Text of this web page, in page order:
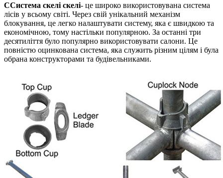
CСистема скелі скелі- це широко використовувана система
лісів у всьому світі. Через свій унікальний механізм
блокування, це легко налаштувати систему, яка є швидкою та
економічною, тому настільки популярною. За останні три
десятиліття було популярно використовувати салони. Це
повністю оцинкована система, яка служить різним цілям і була
обрана конструкторами та будівельниками.